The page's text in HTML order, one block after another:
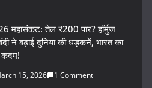
महासंकट: तेल ₹200 पार? हॉर्मुज
ने बढ़ाई दुनिया की धड़कनें, भारत का
कदम!
15, 2026 1 Comment